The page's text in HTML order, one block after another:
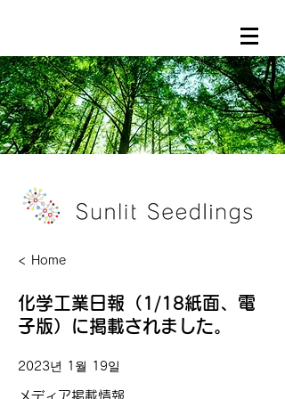
< Home
化学工業日報（1/18紙面、電
子版）に掲載されました。
2023년 1월 19일
メディア掲載情報